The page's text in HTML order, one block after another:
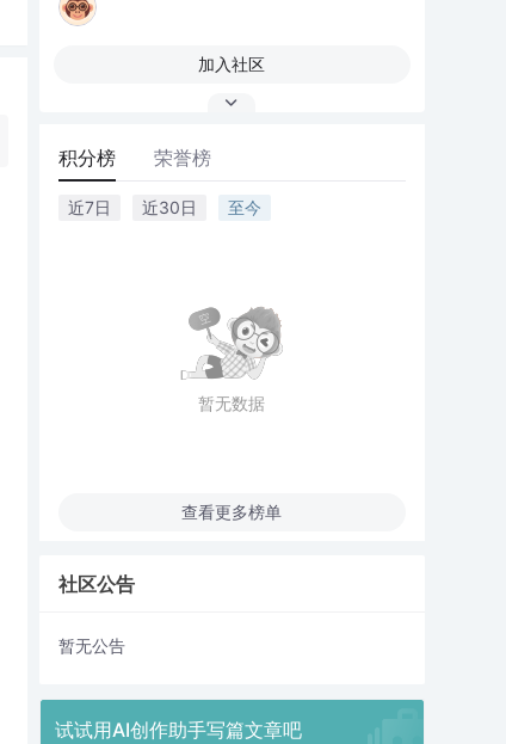
加入社区
积分榜 荣誉榜
近7日 近30日 至今
暂无数据
查看更多榜单
社区公告
暂无公告
试试用AI创作助手写篇文章吧